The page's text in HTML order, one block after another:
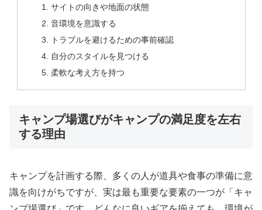
サイトの向きや地面の状態
音環境を意識する
トラブルを避けるための事前確認
自分のスタイルを見つける
柔軟な考え方を持つ
キャンプ場選びがキャンプの満足度を左右
する理由
キャンプを計画する際、多くの人が道具や食事の準備に意
識を向けがちですが、実は最も重要な要素の一つが「キャ